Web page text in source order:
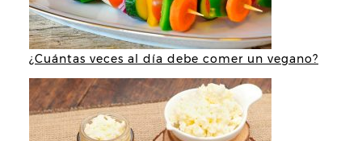
¿Cuántas veces al día debe comer un vegano?